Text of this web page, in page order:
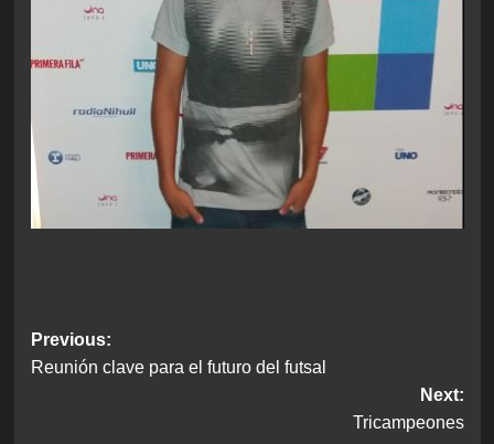
Post
navigation
Previous:
Reunión clave para el futuro del futsal
Next:
Tricampeones